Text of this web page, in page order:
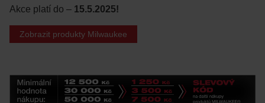
Akce platí do – 15.5.2025!
Zobrazit produkty Milwaukee